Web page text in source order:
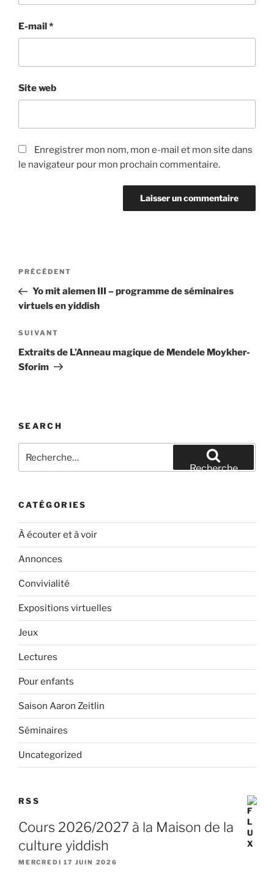
E-mail*
Site web
Enregistrer mon nom, mon e-mail et mon site dans
le navigateur pour mon prochain commentaire.
Navigation
l’article
Article
précédent
PRÉCÉDENT
Yo mit alemen III – programme de séminaires
virtuels en yiddish
Article
suivant
SUIVANT
Extraits de L’Anneau magique de Mendele Moykher-
Sforim
SEARCH
pour
Recherche
CATÉGORIES
À écouter et à voir
Annonces
Convivialité
Expositions virtuelles
Jeux
Lectures
Pour enfants
Saison Aaron Zeitlin
Séminaires
Uncategorized
RSS
Cours 2026/2027 à la Maison de la
culture yiddish
MERCREDI 17 JUIN 2026